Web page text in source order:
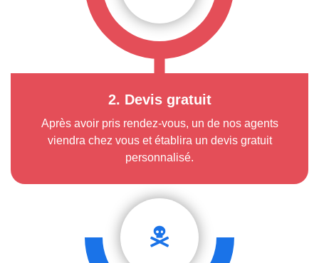
2. Devis gratuit
Après avoir pris rendez-vous, un de nos agents
viendra chez vous et établira un devis gratuit
personnalisé.